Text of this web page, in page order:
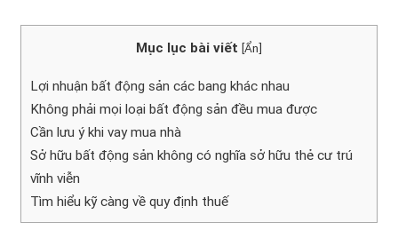
Mục lục bài viết [Ẩn]
Lợi nhuận bất động sản các bang khác nhau
Không phải mọi loại bất động sản đều mua được
Cần lưu ý khi vay mua nhà
Sở hữu bất động sản không có nghĩa sở hữu thẻ cư trú
vĩnh viễn
Tìm hiểu kỹ càng về quy định thuế